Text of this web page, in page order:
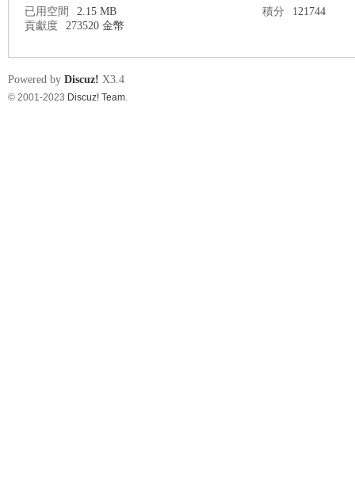
已用空間
2.15 MB 積分
121744
貢獻度
273520 金幣
Powered by Discuz! X3.4
© 2001-2023 Discuz! Team.